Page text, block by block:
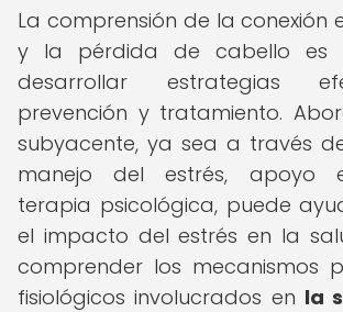
La comprensión de la conexión
y la pérdida de cabello es
desarrollar estrategias
prevención y tratamiento.
subyacente, ya sea a través
manejo del estrés, apoyo
terapia psicológica, puede
el impacto del estrés en la
comprender los mecanismos
fisiológicos involucrados en la